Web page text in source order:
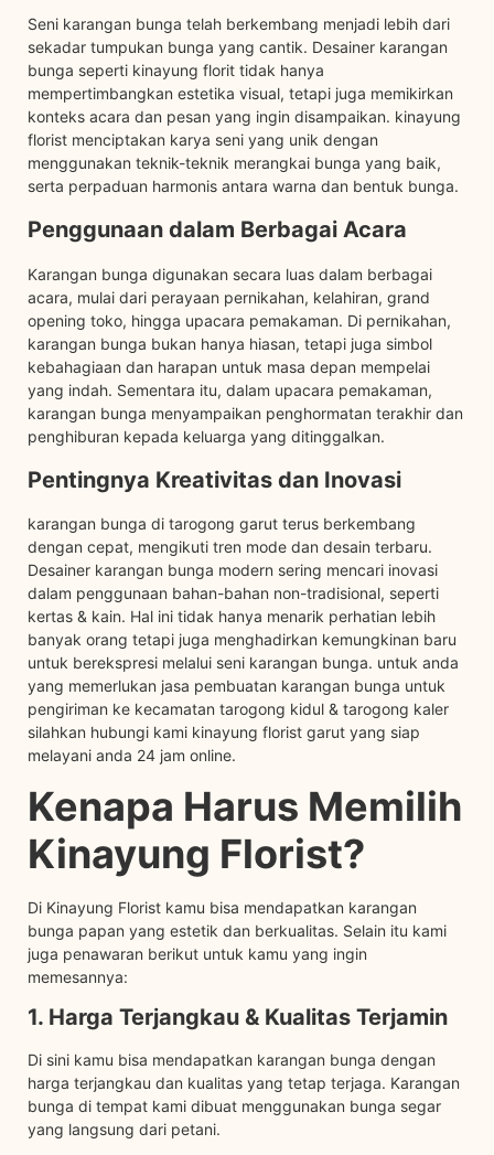
Seni karangan bunga telah berkembang menjadi lebih dari
sekadar tumpukan bunga yang cantik. Desainer karangan
bunga seperti kinayung florit tidak hanya
mempertimbangkan estetika visual, tetapi juga memikirkan
konteks acara dan pesan yang ingin disampaikan. kinayung
florist menciptakan karya seni yang unik dengan
menggunakan teknik-teknik merangkai bunga yang baik,
serta perpaduan harmonis antara warna dan bentuk bunga.
Penggunaan dalam Berbagai Acara
Karangan bunga digunakan secara luas dalam berbagai
acara, mulai dari perayaan pernikahan, kelahiran, grand
opening toko, hingga upacara pemakaman. Di pernikahan,
karangan bunga bukan hanya hiasan, tetapi juga simbol
kebahagiaan dan harapan untuk masa depan mempelai
yang indah. Sementara itu, dalam upacara pemakaman,
karangan bunga menyampaikan penghormatan terakhir dan
penghiburan kepada keluarga yang ditinggalkan.
Pentingnya Kreativitas dan Inovasi
karangan bunga di tarogong garut terus berkembang
dengan cepat, mengikuti tren mode dan desain terbaru.
Desainer karangan bunga modern sering mencari inovasi
dalam penggunaan bahan-bahan non-tradisional, seperti
kertas & kain. Hal ini tidak hanya menarik perhatian lebih
banyak orang tetapi juga menghadirkan kemungkinan baru
untuk berekspresi melalui seni karangan bunga. untuk anda
yang memerlukan jasa pembuatan karangan bunga untuk
pengiriman ke kecamatan tarogong kidul & tarogong kaler
silahkan hubungi kami kinayung florist garut yang siap
melayani anda 24 jam online.
Kenapa Harus Memilih
Kinayung Florist?
Di Kinayung Florist kamu bisa mendapatkan karangan
bunga papan yang estetik dan berkualitas. Selain itu kami
juga penawaran berikut untuk kamu yang ingin
memesannya:
1. Harga Terjangkau & Kualitas Terjamin
Di sini kamu bisa mendapatkan karangan bunga dengan
harga terjangkau dan kualitas yang tetap terjaga. Karangan
bunga di tempat kami dibuat menggunakan bunga segar
yang langsung dari petani.